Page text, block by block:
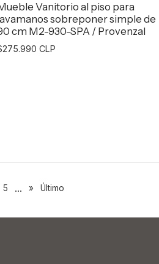
Vanitorio al piso para
sobreponer simple de
cm M2-930-SPA / Provenzal
CLP
5 ... » Último